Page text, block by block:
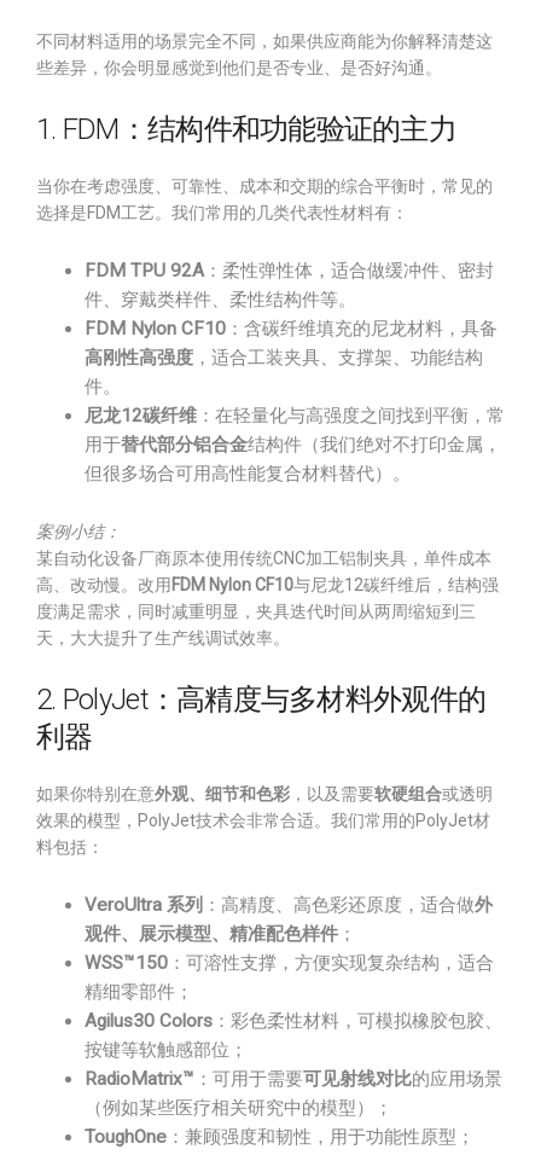
不同材料适用的场景完全不同，如果供应商能为你解释清楚这
些差异，你会明显感觉到他们是否专业、是否好沟通。
1. FDM：结构件和功能验证的主力
当你在考虑强度、可靠性、成本和交期的综合平衡时，常见的
选择是FDM工艺。我们常用的几类代表性材料有：
FDM TPU 92A：柔性弹性体，适合做缓冲件、密封
件、穿戴类样件、柔性结构件等。
FDM Nylon CF10 ：含碳纤维填充的尼龙材料，具备
高刚性高强度 ，适合工装夹具、支撑架、功能结构
件。
尼龙12碳纤维 ：在轻量化与高强度之间找到平衡，常
用于替代部分铝合金结构件（我们绝对不打印金属，
但很多场合可用高性能复合材料替代）。
案例小结：
某自动化设备厂商原本使用传统CNC加工铝制夹具，单件成本
高、改动慢。改用 FDM Nylon CF10与尼龙12碳纤维后，结构强
度满足需求，同时减重明显，夹具迭代时间从两周缩短到三
天，大大提升了生产线调试效率。
2. PolyJet：高精度与多材料外观件的
利器
如果你特别在意外观、细节和色彩 ，以及需要软硬组合或透明
效果的模型，PolyJet技术会非常合适。我们常用的PolyJet材
料包括：
VeroUltra 系列 ：高精度、高色彩还原度，适合做外
观件、展示模型、精准配色样件 ；
WSS™150 ：可溶性支撑，方便实现复杂结构，适合
精细零部件；
Agilus30 Colors ：彩色柔性材料，可模拟橡胶包胶、
按键等软触感部位；
RadioMatrix™ ：可用于需要可见射线对比的应用场景
（例如某些医疗相关研究中的模型）；
ToughOne ：兼顾强度和韧性，用于功能性原型；